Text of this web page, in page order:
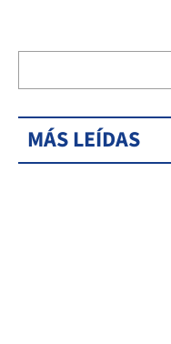
MÁS LEÍDAS